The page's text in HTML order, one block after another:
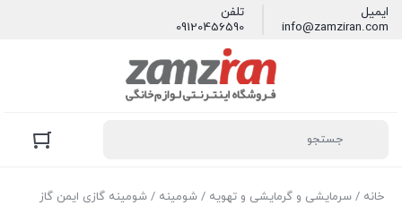
ایمیل
info@zamziran.com
تلفن
09120456590
خانه / سرمایشی و گرمایشی و تهویه / شومینه / شومینه گازی ایمن گاز